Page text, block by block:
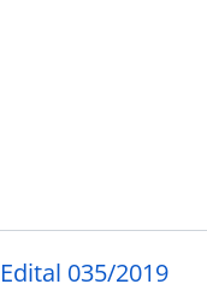
Edital 035/2019